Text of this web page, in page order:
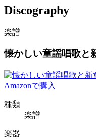
Discography
楽譜
懐かしい童謡唱歌と
Amazonで購入
種類
楽譜
楽器